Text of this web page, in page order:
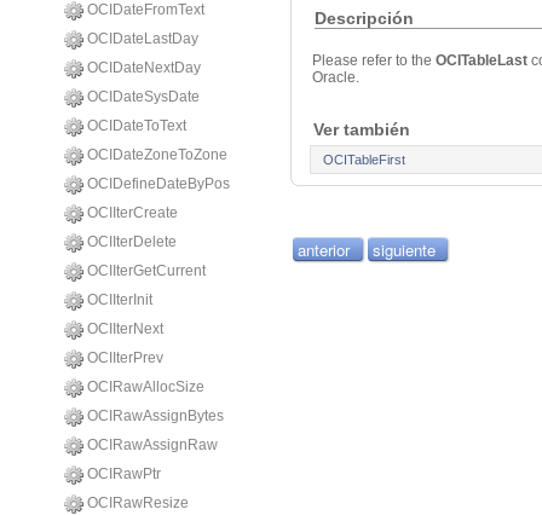
OCIDateFromText
OCIDateLastDay
OCIDateNextDay
OCIDateSysDate
OCIDateToText
OCIDateZoneToZone
OCIDefineDateByPos
OCIIterCreate
OCIIterDelete
OCIIterGetCurrent
OCIIterInit
OCIIterNext
OCIIterPrev
OCIRawAllocSize
OCIRawAssignBytes
OCIRawAssignRaw
OCIRawPtr
OCIRawResize
Descripción
Please refer to the OCITableLast
Oracle.
Ver también
OCITableFirst
anterior siguiente